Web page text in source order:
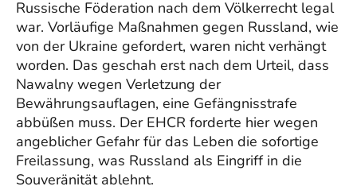
Russische Föderation nach dem Völkerrecht legal
war. Vorläufige Maßnahmen gegen Russland, wie
von der Ukraine gefordert, waren nicht verhängt
worden. Das geschah erst nach dem Urteil, dass
Nawalny wegen Verletzung der
Bewährungsauflagen, eine Gefängnisstrafe
abbüßen muss. Der EHCR forderte hier wegen
angeblicher Gefahr für das Leben die sofortige
Freilassung, was Russland als Eingriff in die
Souveränität ablehnt.